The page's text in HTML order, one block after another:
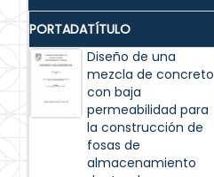
PORTADATÍTULO
Diseño de una
mezcla de concreto
con baja
permeabilidad para
la construcción de
fosas de
almacenamiento